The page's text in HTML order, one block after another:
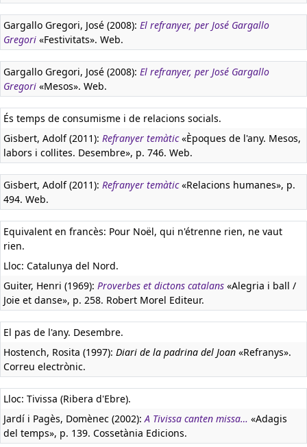
Gargallo Gregori, José (2008): El refranyer, per José Gargallo
Gregori «Festivitats». Web.
Gargallo Gregori, José (2008): El refranyer, per José Gargallo
Gregori «Mesos». Web.
És temps de consumisme i de relacions socials.
Gisbert, Adolf (2011): Refranyer temàtic«Èpoques de l'any. Mesos,
labors i collites. Desembre», p. 746. Web.
Gisbert, Adolf (2011): Refranyer temàtic«Relacions humanes», p.
494. Web.
Equivalent en francès: Pour Noël, qui n'étrenne rien, ne vaut
rien.
Lloc: Catalunya del Nord.
Guiter, Henri (1969): Proverbes et dictons catalans «Alegria i ball /
Joie et danse», p. 258. Robert Morel Editeur.
El pas de l'any. Desembre.
Hostench, Rosita (1997): Diari de la padrina del Joan «Refranys».
Correu electrònic.
Lloc: Tivissa (Ribera d'Ebre).
Jardí i Pagès, Domènec (2002):A Tivissa canten missa… «Adagis
del temps», p. 139. Cossetània Edicions.